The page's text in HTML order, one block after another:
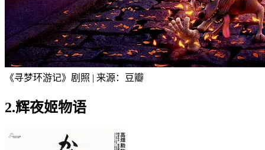
《寻梦环游记》剧照 | 来源：豆瓣
2.辉夜姬物语